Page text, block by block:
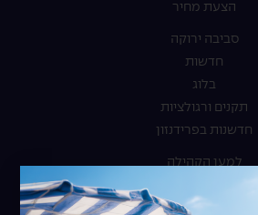
הצעת מחיר
סביבה ירוקה
חדשות
בלוג
תקנים ורגולציות
חדשנות בפרידנזון
למען הקהילה
הצהרת נגישות